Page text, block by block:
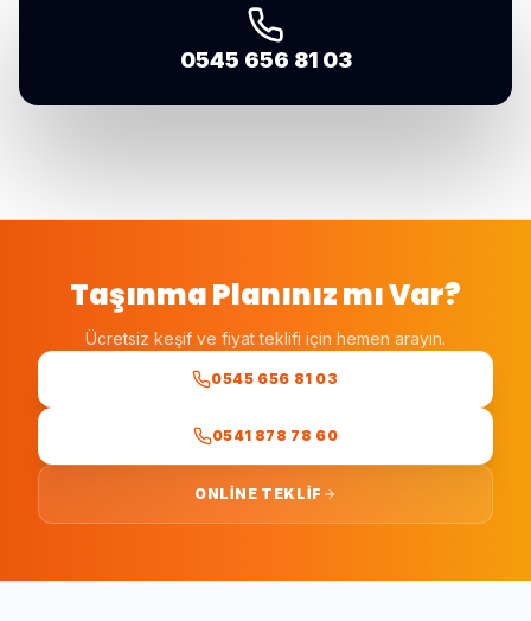
0545 656 81 03
Taşınma Planınız mı Var?
Ücretsiz keşif ve fiyat teklifi için hemen arayın.
0545 656 81 03
0541 878 78 60
ONLINE TEKLIF